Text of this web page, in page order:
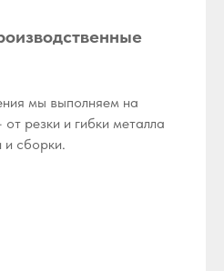
мы выполняем на
резки и гибки металла
и сборки.